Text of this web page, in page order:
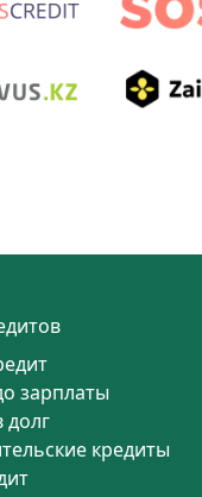
зарплаты
долг
кредиты